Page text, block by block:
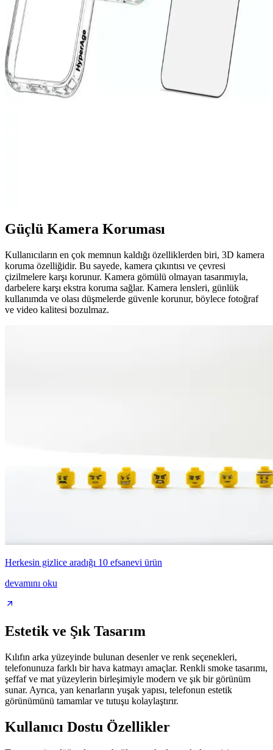
Microsonic S23 şeffaf kılıf, dayanıklı malzemesi ve şık tasarımıyla
Samsung Galaxy S23'ü tam koruma altına alır, kullanımı kolay ve
estetik bir seçenektir.
Xiaomi Redmi 9C İçin Şık ve Koruyucu Silikon Kılıf
Tasarımı ve Özellikleri
Xiaomi Redmi 9C modeliyle uyumlu, şık ve dayanıklı silikon kılıf,
suya dayanıklı, kolay temizlenebilir ve pratik kullanımlı
Güçlü Kamera Koruması
Kullanıcıların en çok memnun kaldığı özelliklerden biri, 3D kamera
koruma özelliğidir. Bu sayede, kamera çıkıntısı ve çevresi
çizilmelere karşı korunur. Kamera gömülü olmayan tasarımıyla,
darbelere karşı ekstra koruma sağlar. Kamera lensleri, günlük
kullanımda ve olası düşmelerde güvenle korunur, böylece fotoğraf
ve video kalitesi bozulmaz.
Herkesin gizlice aradığı 10 efsanevi ürün
devamını oku
Estetik ve Şık Tasarım
Kılıfın arka yüzeyinde bulunan desenler ve renk seçenekleri,
telefonunuza farklı bir hava katmayı amaçlar. Renkli smoke tasarımı,
şeffaf ve mat yüzeylerin birleşimiyle modern ve şık bir görünüm
sunar. Ayrıca, yan kenarların yuşak yapısı, telefonun estetik
görünümünü tamamlar ve tutuşu kolaylaştırır.
Kullanıcı Dostu Özellikler